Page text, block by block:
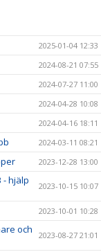
2025-01-04 12:33
2024-08-21 07:55
2024-07-27 11:00
2024-04-28 10:08
2024-04-16 18:11
2024-03-11 08:21
2023-12-28 13:00
- hjälp
2023-10-15 10:07
2023-10-01 10:28
och
2023-08-27 21:01